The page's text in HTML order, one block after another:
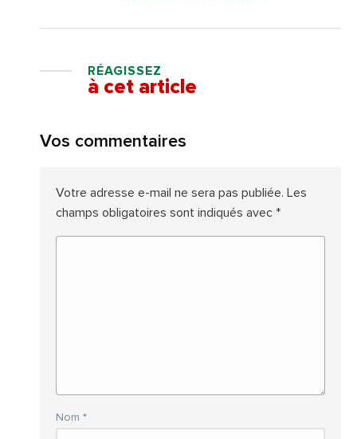
RÉAGISSEZ
à cet article
Vos commentaires
Votre adresse e-mail ne sera pas publiée. Les
champs obligatoires sont indiqués avec *
Nom *